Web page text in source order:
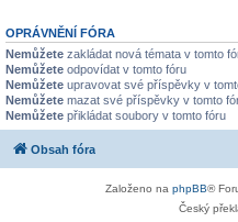
OPRÁVNĚNÍ FÓRA
Nemůžete zakládat nová témata v tomto
Nemůžete odpovídat v tomto fóru
Nemůžete upravovat své příspěvky v
Nemůžete mazat své příspěvky v tomto
Nemůžete přikládat soubory v tomto fóru
Obsah fóra
Založeno na phpBB®
Český